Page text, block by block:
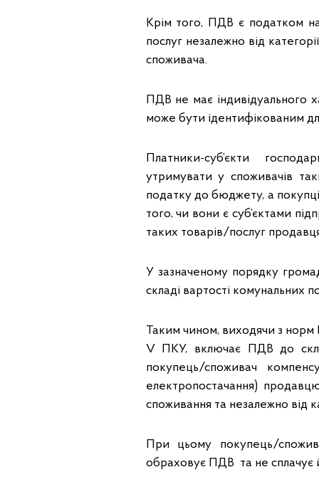
Крім того, ПДВ є податком на
послуг незалежно від
споживача.
ПДВ не має індивідуального
може бути ідентифікованим
Платники-суб’єкти
утримувати у споживачів
податку до бюджету, а
того, чи вони є суб’єктами
таких товарів/послуг
У зазначеному порядку
складі вартості комунальних
Таким чином, виходячи з норм
V ПКУ, включає ПДВ до
покупець/споживач
електропостачання)
споживання та незалежно від
При цьому покупець/
обраховує ПДВ та не сплачує